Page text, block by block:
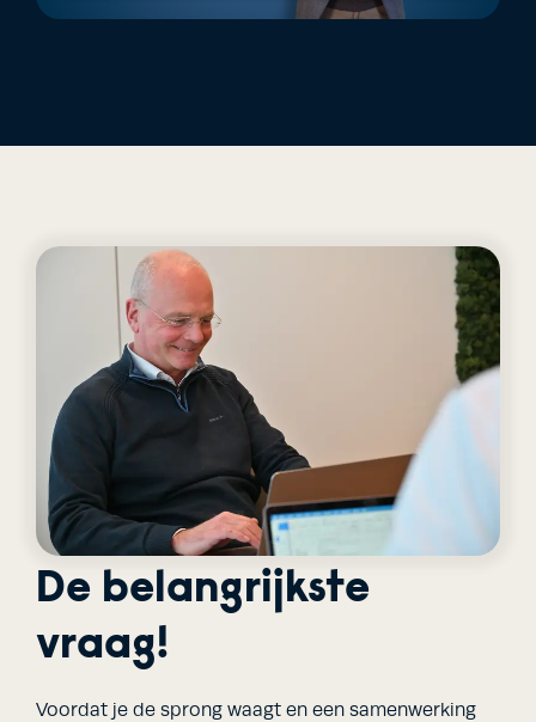
De belangrijkste
vraag!
Voordat je de sprong waagt en een samenwerking